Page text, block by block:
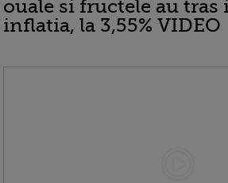
ouale si fructele au tras
inflatia, la 3,55% VIDEO